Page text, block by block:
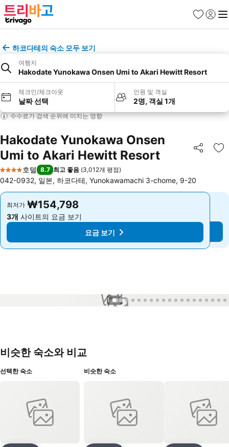
즐겨찾기
로그인
메
하코다테의 숙소 모두 보기
여행지
Hakodate Yunokawa Onsen Umi to Akari Hewitt Resort
체크인/체크아웃
날짜 선택
인원 및 객실
2명, 객실 1개
수수료가 검색 순위에 미치는 영향
Hakodate Yunokawa Onsen
Umi to Akari Hewitt Resort
공유 즐
4 성급
호텔 8.7 최고 좋음 (3,012개 평점)
042-0932, 일본, 하코다테, Yunokawamachi 3-chome, 9-20
최저가 ₩154,798
3개 사이트의 요금 보기
요금 보기
최저가 ₩154,798
3개 사이트의 요금 보기
요금 보기
1 / 86
비슷한 숙소와 비교
선택한 숙소 비슷한 숙소